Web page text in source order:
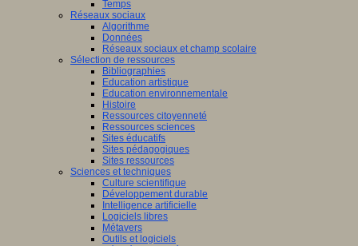
Temps
Réseaux sociaux
Algorithme
Données
Réseaux sociaux et champ scolaire
Sélection de ressources
Bibliographies
Education artistique
Education environnementale
Histoire
Ressources citoyenneté
Ressources sciences
Sites éducatifs
Sites pédagogiques
Sites ressources
Sciences et techniques
Culture scientifique
Développement durable
Intelligence artificielle
Logiciels libres
Métavers
Outils et logiciels